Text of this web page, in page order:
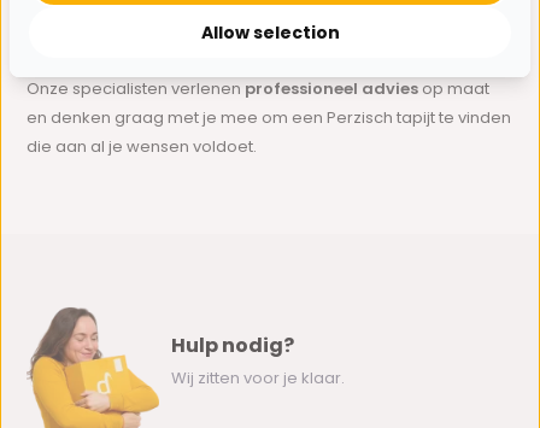
je graag met je keuze. Neem gerustcontact
Onze specialisten verlenen professioneel advies op maat
en denken graag met je mee om een Perzisch tapijt te vinden
die aan al je wensen voldoet.
Hulp nodig?
Wij zitten voor je klaar.
Allow selection